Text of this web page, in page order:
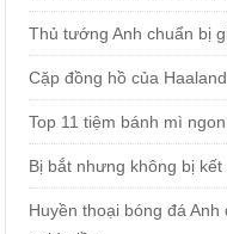
Thủ tướng Anh chuẩn bị
Cặp đồng hồ của
Top 11 tiệm bánh mì
Bị bắt nhưng không bị
Huyền thoại bóng đá